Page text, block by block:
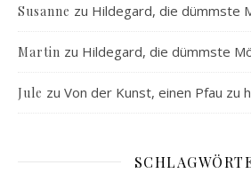
Susanne zu Hildegard, die dümmste
Martin zu Hildegard, die dümmste
Jule zu Von der Kunst, einen Pfau zu